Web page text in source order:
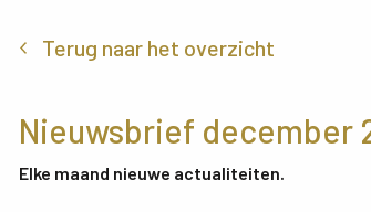
Terug naar het overzicht
Nieuwsbrief december
Elke maand nieuwe actualiteiten.